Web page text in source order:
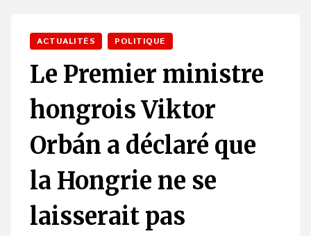
ACTUALITÉS POLITIQUE
Le Premier ministre
hongrois Viktor
Orbán a déclaré que
la Hongrie ne se
laisserait pas